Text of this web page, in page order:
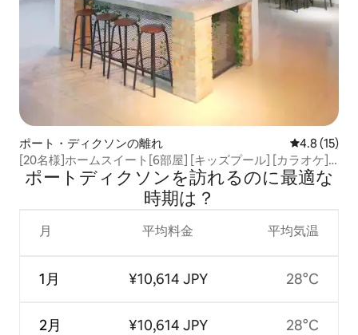
ポート・ディクソンの離れ レビュー15
4.8 (15)
[20名様]ホームスイート[6部屋] [キッズプール] [カラオケ]
[BBQ]
ポートディクソンを訪⁠れ⁠るの⁠に最⁠適⁠な
時⁠期⁠は⁠？
月
1月
2月
平均料金
¥10,614 JPY
¥10,614 JPY
平均気温
28°C
28°C